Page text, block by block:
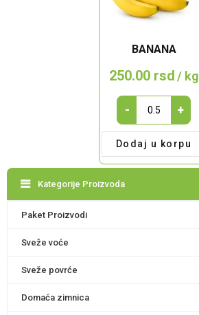
BANANA
250.00 rsd/ kg
Banana
quantity
- +
Dodaj u korpu
Kategorije Proizvoda
Paket Proizvodi
Sveže voće
Sveže povrće
Domaća zimnica